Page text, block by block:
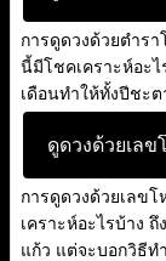
การดูดวงด้วยตำร
นี้มีโชคเคราะห์อะไ
เดือนทำให้ทั้งปีชะต
ดูดวงด้วยเลข
การดูดวงด้วยเลข
เคราะห์อะไรบ้าง
แก้ว แต่จะบอกวิธีท